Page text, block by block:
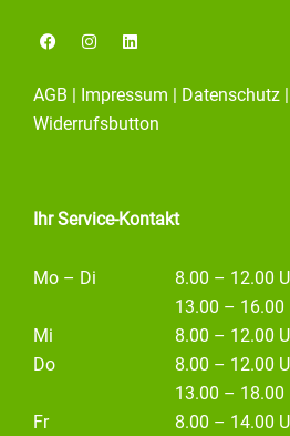
F
a
e
b
o
o
I
n
a
g
r
L
i
e
d
i
AGB Impressum Datenschutz
Widerrufsbutton
Ihr Service-Kontakt
Mo – Di
8.00 – 12.00
13.00 – 16.00
Mi
8.00 – 12.00
Do
8.00 – 12.00
13.00 – 18.00
Fr
8.00 – 14.00